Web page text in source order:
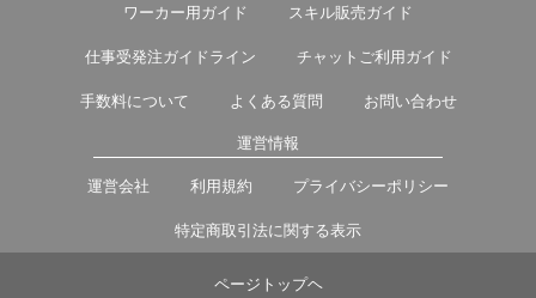
ワーカー用ガイド スキル販売ガイド
仕事受発注ガイドライン チャットご利用ガイド
手数料について よくある質問 お問い合わせ
運営情報
運営会社 利用規約 プライバシーポリシー
特定商取引法に関する表示
ページトップヘ